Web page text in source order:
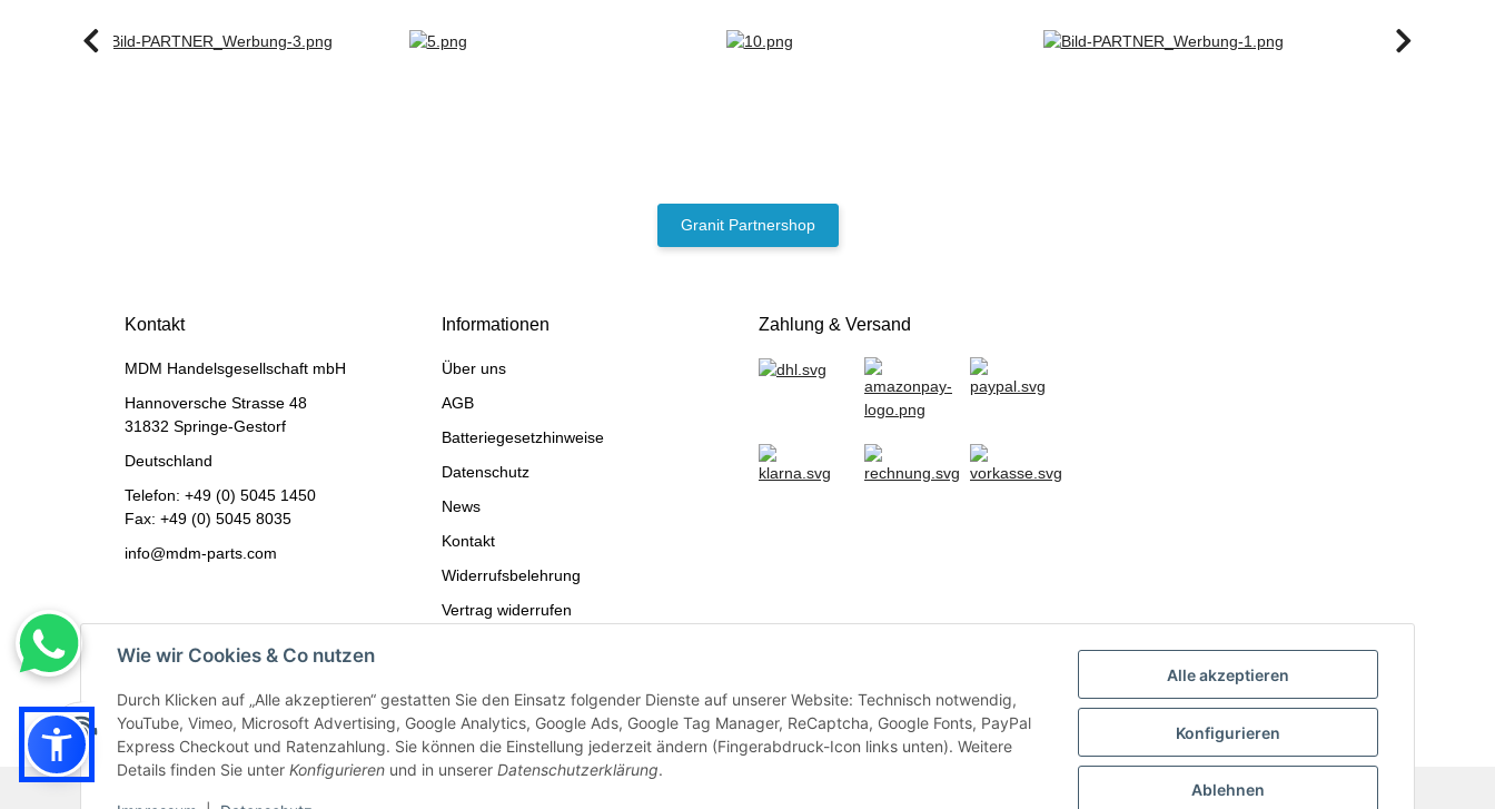
Alle akzeptieren
Konfigurieren
Ablehnen
Wie wir Cookies & Co nutzen
Durch Klicken auf „Alle akzeptieren“ gestatten Sie den Einsatz folgender Dienste auf unserer Website: Technisch notwendig,
YouTube, Vimeo, Microsoft Advertising, Google Analytics, Google Ads, Google Tag Manager, ReCaptcha, Google Fonts, PayPal
Express Checkout und Ratenzahlung. Sie können die Einstellung jederzeit ändern (Fingerabdruck-Icon links unten). Weitere
Details finden Sie unter Konfigurieren und in unserer Datenschutzerklärung.
Granit Partnershop
Kontakt
MDM Handelsgesellschaft mbH
Hannoversche Strasse 48
31832 Springe-Gestorf
Deutschland
Telefon: +49 (0) 5045 1450
Fax: +49 (0) 5045 8035
info@mdm-parts.com
Informationen
Über uns
AGB
Batteriegesetzhinweise
Datenschutz
News
Kontakt
Widerrufsbelehrung
Vertrag widerrufen
Zahlung & Versand
Vertrag widerrufen